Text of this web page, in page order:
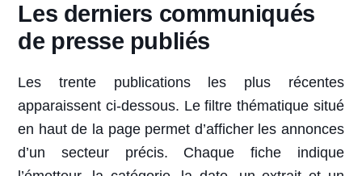
Les derniers communiqués
de presse publiés
Les trente publications les plus récentes
apparaissent ci-dessous. Le filtre thématique situé
en haut de la page permet d’afficher les annonces
d’un secteur précis. Chaque fiche indique